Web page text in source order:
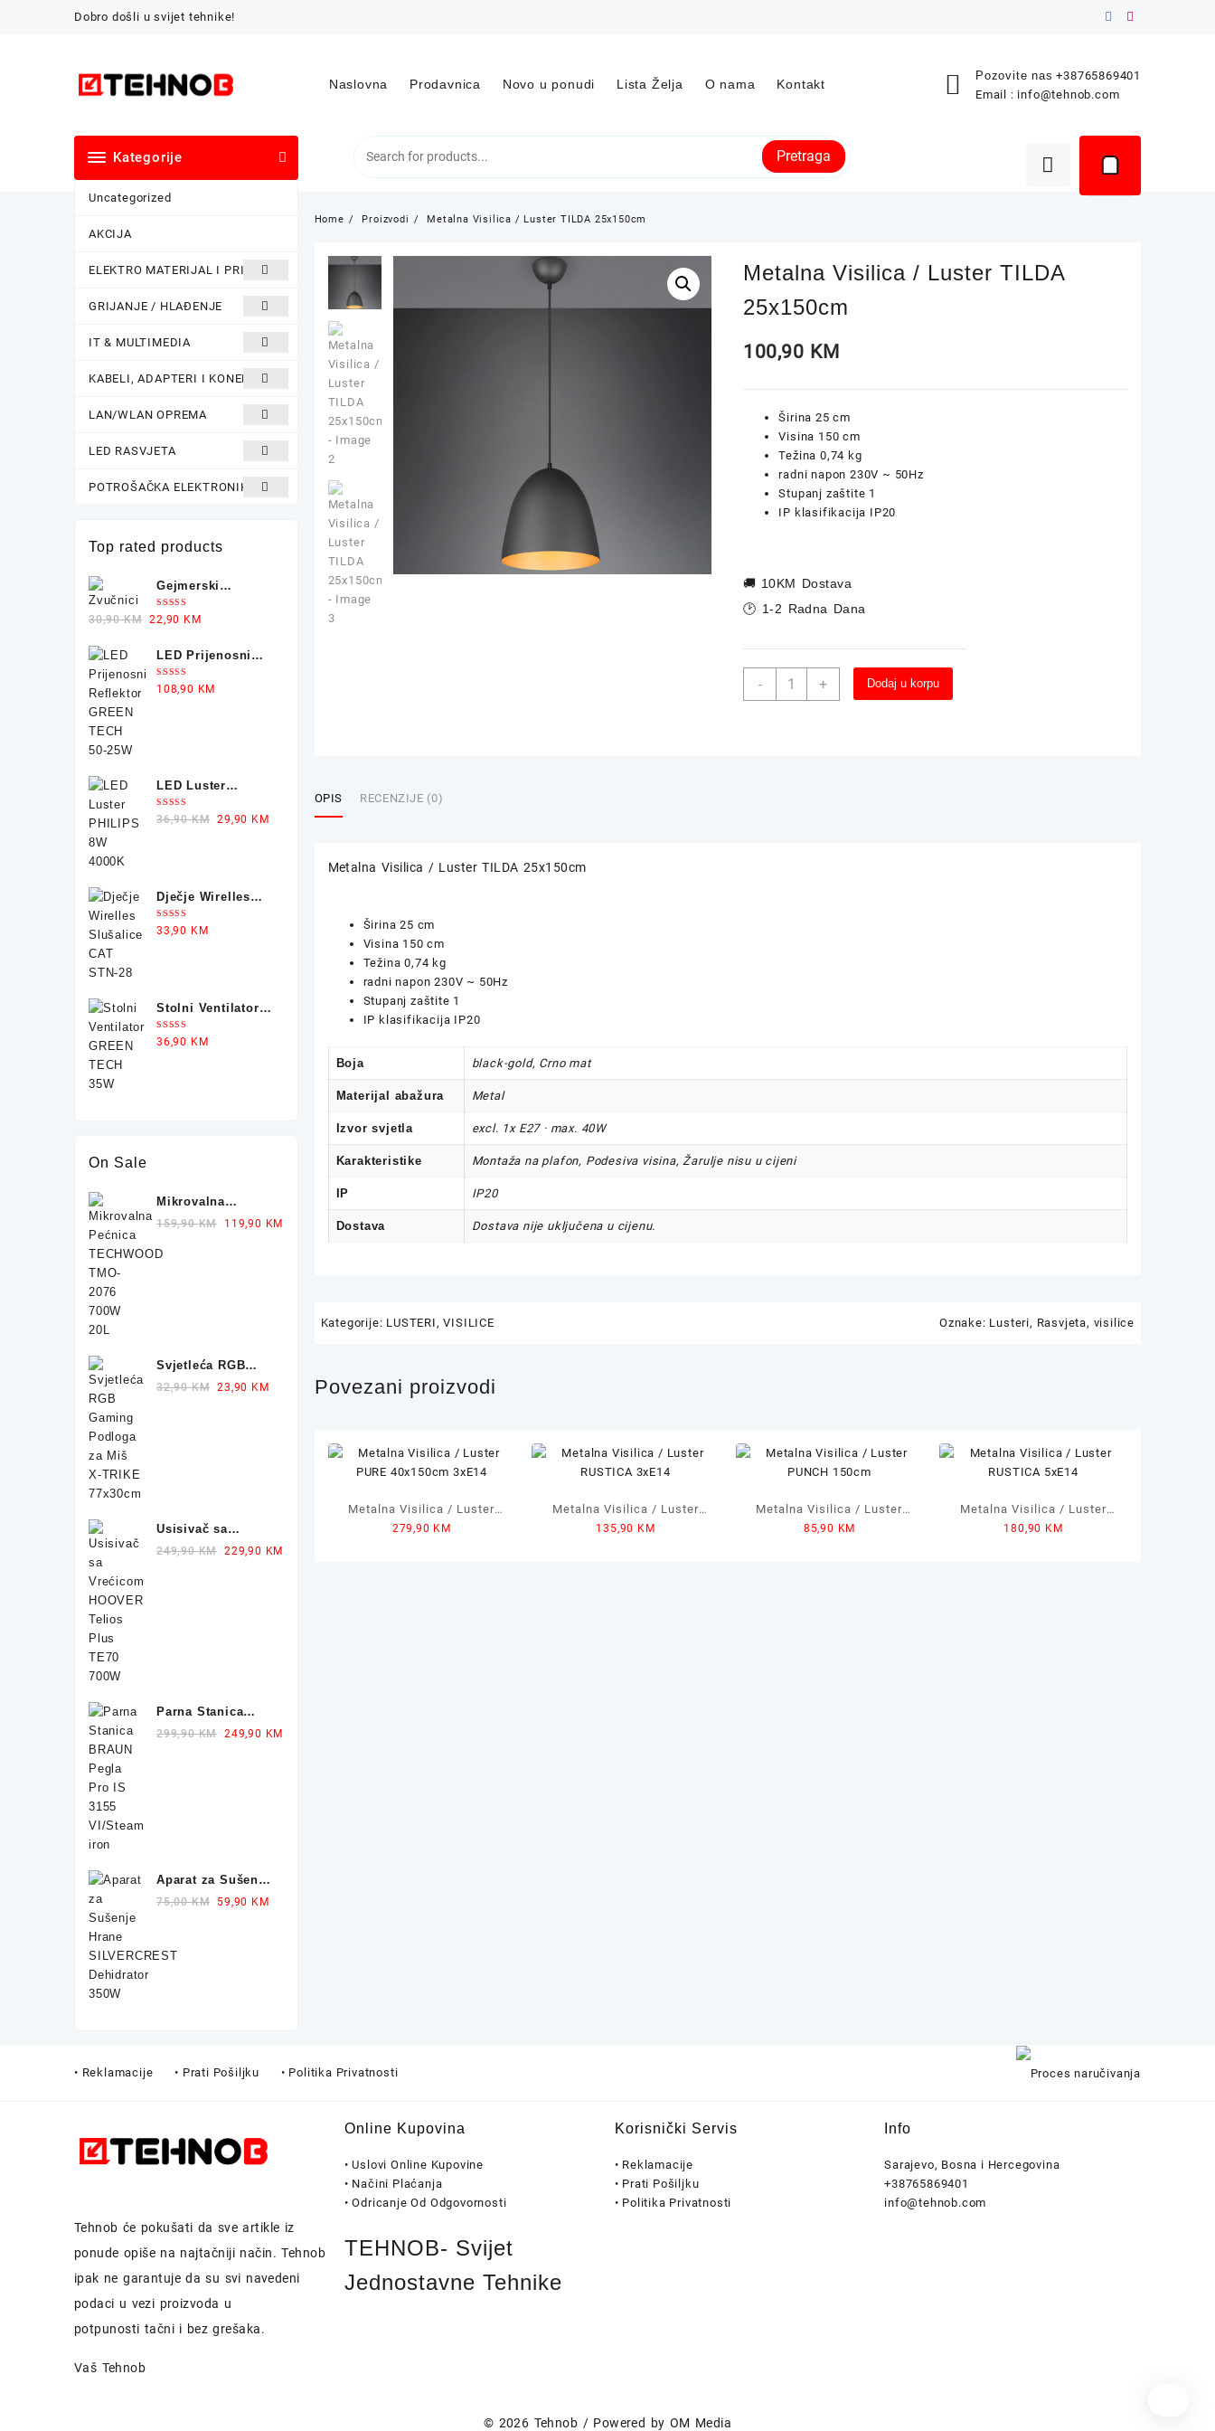
Dobro došli u svijet tehnike!
Naslovna Prodavnica Novo u ponudi Lista Želja O nama Kontakt
Pozovite nas +38765869401
Email : info@tehnob.com
Kategorije
Uncategorized
AKCIJA
ELEKTRO MATERIJAL I PRIBOR
GRIJANJE / HLAĐENJE
IT & MULTIMEDIA
KABELI, ADAPTERI I KONEKTORI
LAN/WLAN OPREMA
LED RASVJETA
POTROŠAČKA ELEKTRONIKA
Pretraga
Home Proizvodi Metalna Visilica / Luster TILDA 25x150cm
Metalna Visilica / Luster TILDA
25x150cm
100,90 KM
Širina 25 cm
Visina 150 cm
Težina 0,74 kg
radni napon 230V ~ 50Hz
Stupanj zaštite 1
IP klasifikacija IP20
🚚 10KM Dostava
🕑 1-2 Radna Dana
-
Metalna + Dodaj u korpu
OPIS RECENZIJE (0)
Metalna Visilica / Luster TILDA 25x150cm
Širina 25 cm
Visina 150 cm
Težina 0,74 kg
radni napon 230V ~ 50Hz
Stupanj zaštite 1
IP klasifikacija IP20
Boja black-gold, Crno mat
Materijal abažura Metal
Izvor svjetla excl. 1x E27 · max. 40W
Karakteristike Montaža na plafon, Podesiva visina, Žarulje nisu u cijeni
IP IP20
Dostava Dostava nije uključena u cijenu.
Kategorije: LUSTERI,VISILICE Oznake: Lusteri, Rasvjeta, visilice
Povezani proizvodi
Metalna Visilica / Luster
PURE 40x150cm 3xE14
279,90 KM
Metalna Visilica / Luster
RUSTICA 3xE14
135,90 KM
Metalna Visilica / Luster
PUNCH 18x150cm
85,90 KM
Metalna Visilica / Luster
RUSTICA 5xE14
180,90 KM
Top rated products
Gejmerski
Zvučnici sa
Osvjetljenjem X-
Ocjenjeno
5.00 od 5
30,90KM Original
was:
30,90 KM.
22,90 KMCurrent
is:
LED Prijenosni
Reflektor GREEN
TECH 50-25W
Ocjenjeno
5.00od 5
108,90 KM
LED Luster
PHILIPS 8W 4000K
Ocjenjeno
5.00od 5
36,90KM Original
29,90 KMCurrent
Dječje Wirelles
Slušalice CAT
STN-28
Ocjenjeno
5.00od 5
33,90 KM
Stolni Ventilator
GREEN TECH 35W
Ocjenjeno
5.00od 5
36,90 KM
On Sale
Mikrovalna
Pećnica
2076 700W 20L
159,90KM
Original
119,90 KM
Svjetleća RGB
Gaming Podloga
32,90KM Original
23,90 KMCurrent
Usisivač sa
Vrećicom HOOVER
249,90KM Original
229,90 KM
Parna Stanica
BRAUN Pegla IS
299,90KM Original
249,90 KM
Aparat za Sušenje
Hrane
75,00KM
Original
59,90 KMCurrent
• Reklamacije • Prati Pošiljku • Politika Privatnosti
Tehnob će pokušati da sve artikle iz
ponude opiše na najtačniji način.Tehnob
ipak ne garantuje da su svi navedeni
podaci u vezi proizvoda u
potpunosti tačni i bez grešaka.
Vaš Tehnob
Online Kupovina
• Uslovi Online Kupovine
• Načini Plaćanja
• Odricanje Od Odgovornosti
TEHNOB- Svijet
Jednostavne Tehnike
Korisnički Servis
• Reklamacije
• Prati Pošiljku
• Politika Privatnosti
Info
Sarajevo, Bosna i Hercegovina
+38765869401
info@tehnob.com
© 2026 Tehnob / Powered by OM Media